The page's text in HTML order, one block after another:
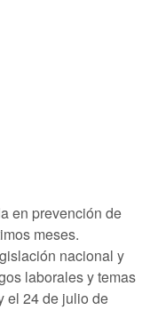
en prevención de
meses.
nacional y
laborales y temas
el 24 de julio de